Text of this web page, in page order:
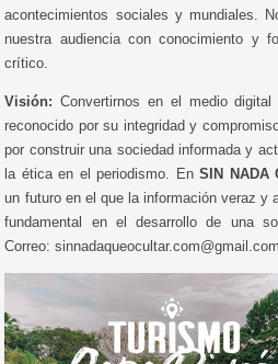
acontecimientos sociales y mundiales.
nuestra audiencia con conocimiento y
crítico.
Visión: Convertirnos en el medio digital
reconocido por su integridad y
por construir una sociedad informada y
la ética en el periodismo. EnSIN NADA
un futuro en el que la información veraz y
fundamental en el desarrollo de una
Correo: sinnadaqueocultar.com@gmail.com